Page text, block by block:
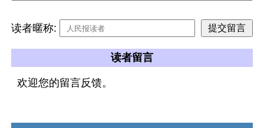
读者暱称:
读者留言
欢迎您的留言反馈。